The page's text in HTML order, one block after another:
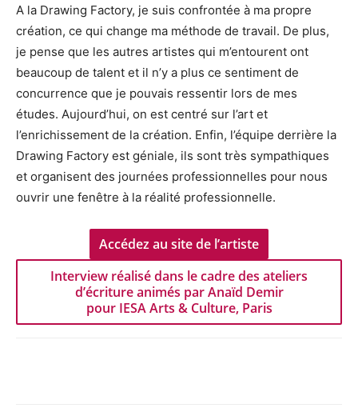
A la Drawing Factory, je suis confrontée à ma propre
création, ce qui change ma méthode de travail. De plus,
je pense que les autres artistes qui m’entourent ont
beaucoup de talent et il n’y a plus ce sentiment de
concurrence que je pouvais ressentir lors de mes
études. Aujourd’hui, on est centré sur l’art et
l’enrichissement de la création. Enfin, l’équipe derrière la
Drawing Factory est géniale, ils sont très sympathiques
et organisent des journées professionnelles pour nous
ouvrir une fenêtre à la réalité professionnelle.
Accédez au site de l’artiste
Interview réalisé dans le cadre des ateliers
d’écriture animés par Anaïd Demir
pour IESA Arts & Culture, Paris